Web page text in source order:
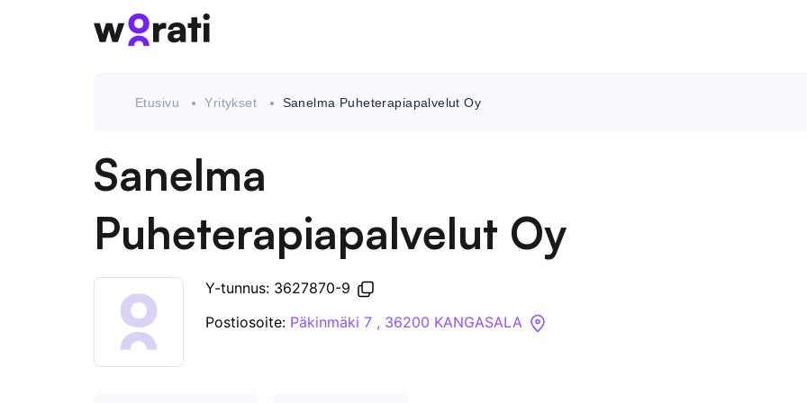
Yritykset
Etusivu Yritykset Sanelma Puheterapiapalvelut Oy
Sanelma
Puheterapiapalvelut Oy
Y-tunnus: 3627870-9
Postiosoite: Päkinmäki 7 , 36200 KANGASALA